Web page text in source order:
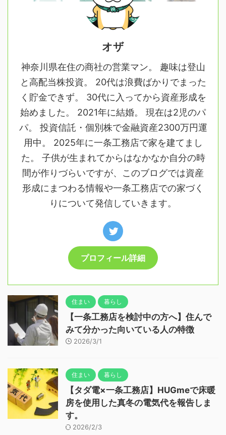
オザ
神奈川県在住の商社の営業マン。 趣味は登山
と高配当株投資。 20代は浪費ばかりでまった
く貯金できず。 30代に入ってから資産形成を
始めました。 2021年に結婚。 現在は2児のパ
パ。 投資信託・個別株で金融資産2300万円運
用中。 2025年に一条工務店で家を建てまし
た。 子供が生まれてからはなかなか自分の時
間が作りづらいですが、このブログでは資産
形成にまつわる情報や一条工務店での家づく
りについて発信していきます。
プロフィール詳細
住まい 暮らし
【一条工務店を検討中の方へ】住んで
みて分かった向いている人の特徴
2026/3/1
住まい 暮らし
【タダ電×一条工務店】HUGmeで床暖
房を使用した真冬の電気代を報告しま
す。
2026/2/3